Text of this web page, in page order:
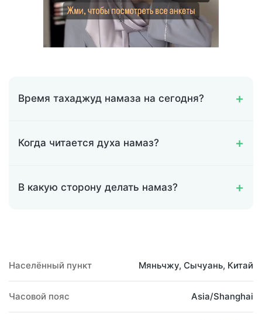
Время тахаджуд намаза на сегодня?
Когда читается духа намаз?
В какую сторону делать намаз?
Населённый пункт Мяньчжу, Сычуань, Китай
Часовой пояс Asia/Shanghai